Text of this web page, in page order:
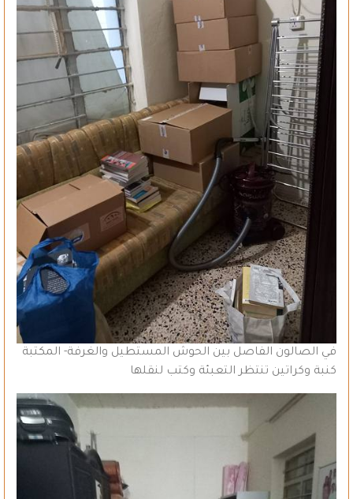
في الصالون الفاصل بين الحوش المستطيل والغرفة- المكتبة
كنبة وكراتين تنتظر التعبئة وكتب لنقلها